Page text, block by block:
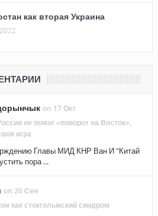
как вторая Украина
on 17 Окт
не помог «поворот на Восток»,
игра
Главы МИД КНР Ван И "Китай
пора ...
on 20 Сен
как стокгольмский синдром